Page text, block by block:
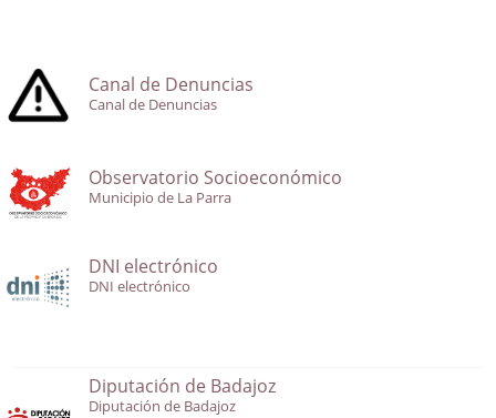
Canal de Denuncias
Canal de Denuncias
Observatorio Socioeconómico
Municipio de La Parra
DNI electrónico
DNI electrónico
Diputación de Badajoz
Diputación de Badajoz